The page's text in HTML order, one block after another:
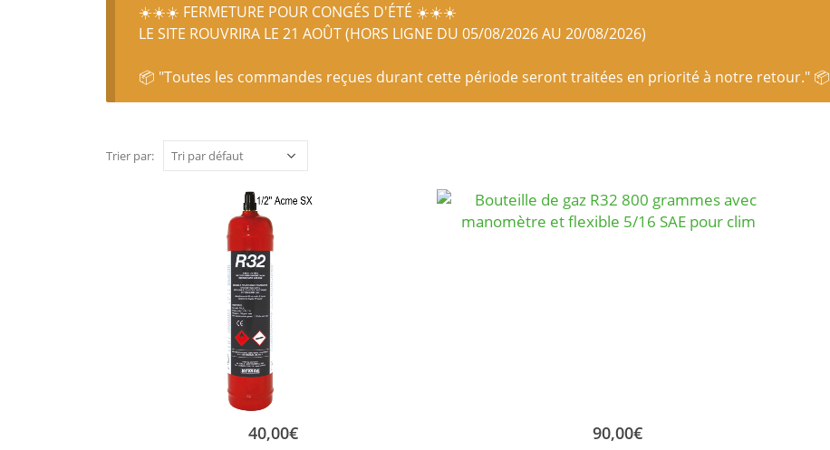
☀️☀️☀️ FERMETURE POUR CONGÉS D'ÉTÉ ☀️☀️☀️
LE SITE ROUVRIRA LE 21 AOÛT (HORS LIGNE DU 05/08/2026 AU 20/08/2026)
📦 "Toutes les commandes reçues durant cette période seront traitées en priorité à notre retour." 📦
Trier par:
40,00€ 90,00€